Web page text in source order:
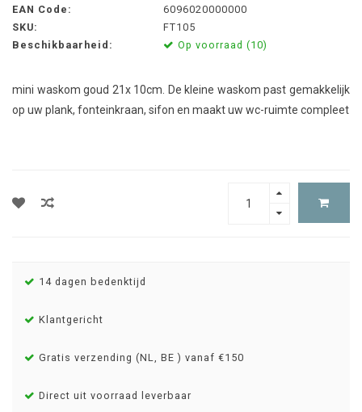
EAN Code:
6096020000000
SKU:
FT105
Beschikbaarheid:
Op voorraad (10)
mini waskom goud 21x 10cm. De kleine waskom past gemakkelijk
op uw plank, fonteinkraan, sifon en maakt uw wc-ruimte compleet
14 dagen bedenktijd
Klantgericht
Gratis verzending (NL, BE ) vanaf €150
Direct uit voorraad leverbaar